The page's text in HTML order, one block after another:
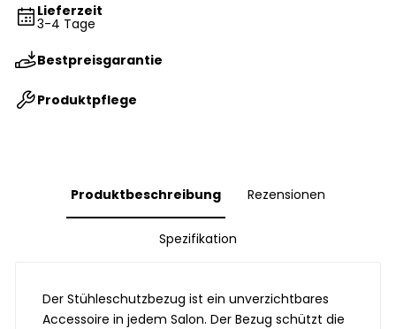
Lieferzeit
3-4 Tage
Bestpreisgarantie
Produktpflege
Produktbeschreibung Rezensionen
Spezifikation
Der Stühleschutzbezug ist ein unverzichtbares
Accessoire in jedem Salon. Der Bezug schützt die